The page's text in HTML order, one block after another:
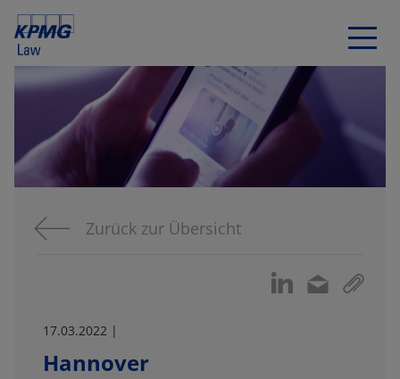
Zurück zur Übersicht
17.03.2022 |
Hannover